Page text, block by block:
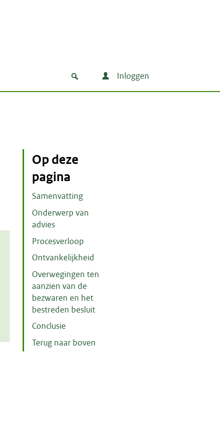
Inloggen
Op deze
pagina
Samenvatting
Onderwerp van
advies
Procesverloop
Ontvankelijkheid
Overwegingen ten
aanzien van de
bezwaren en het
bestreden besluit
Conclusie
Terug naar boven